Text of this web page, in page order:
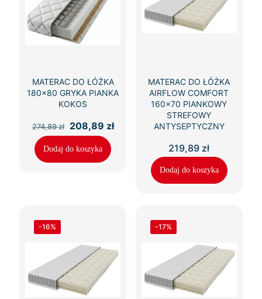
MATERAC DO ŁÓŻKA
180×80 GRYKA PIANKA
KOKOS
274,89zł
Pierwotna
cena
wynosiła:
274,89 zł.
208,89 złAktualna
Dodaj do koszyka
MATERAC DO ŁÓŻKA
AIRFLOW COMFORT
160×70 PIANKOWY
STREFOWY
ANTYSEPTYCZNY
219,89 zł
Dodaj do koszyka
-16% -17%